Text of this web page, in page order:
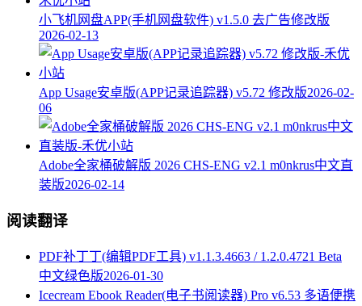
小飞机网盘APP(手机网盘软件) v1.5.0 去广告修改版
2026-02-13
App Usage安卓版(APP记录追踪器) v5.72 修改版2026-02-
06
Adobe全家桶破解版 2026 CHS-ENG v2.1 m0nkrus中文直
装版2026-02-14
阅读翻译
PDF补丁丁(编辑PDF工具) v1.1.3.4663 / 1.2.0.4721 Beta
中文绿色版2026-01-30
Icecream Ebook Reader(电子书阅读器) Pro v6.53 多语便携